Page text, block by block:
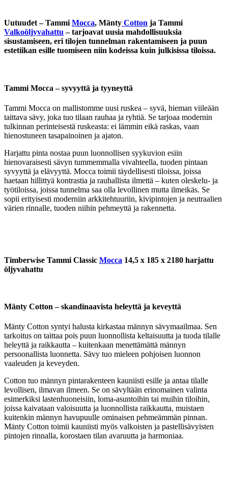
Uutuudet – Tammi Mocca, Mänty Cotton ja Tammi
Valkoöljyvahattu – tarjoavat uusia mahdollisuuksia
sisustamiseen, eri tilojen tunnelman rakentamiseen ja puun
estetiikan esille tuomiseen niin kodeissa kuin julkisissa tiloissa.
Tammi Mocca – syvyyttä ja tyyneyttä
Tammi Mocca on mallistomme uusi ruskea – syvä, hieman viileään
taittava sävy, joka tuo tilaan rauhaa ja ryhtiä. Se tarjoaa modernin
tulkinnan perinteisestä ruskeasta: ei lämmin eikä raskas, vaan
hienostuneen tasapainoinen ja ajaton.
Harjattu pinta nostaa puun luonnollisen syykuvion esiin
hienovaraisesti sävyn tummemmalla vivahteella, tuoden pintaan
syvyyttä ja elävyyttä. Mocca toimii täydellisesti tiloissa, joissa
haetaan hillittyä kontrastia ja rauhallista ilmettä – kuten oleskelu- ja
työtiloissa, joissa tunnelma saa olla levollinen mutta ilmeikäs. Se
sopii erityisesti moderniin arkkitehtuuriin, kivipintojen ja neutraalien
värien rinnalle, tuoden niihin pehmeyttä ja rakennetta.
Timberwise Tammi Classic Mocca 14,5 x 185 x 2180 harjattu
öljyvahattu
Mänty Cotton – skandinaavista heleyttä ja keveyttä
Mänty Cotton syntyi halusta kirkastaa männyn sävymaailmaa. Sen
tarkoitus on taittaa pois puun luonnollista keltaisuutta ja tuoda tilalle
heleyttä ja raikkautta – kuitenkaan menettämättä männyn
persoonallista luonnetta. Sävy tuo mieleen pohjoisen luonnon
vaaleuden ja keveyden.
Cotton tuo männyn pintarakenteen kauniisti esille ja antaa tilalle
levollisen, ilmavan ilmeen. Se on sävyltään erinomainen valinta
esimerkiksi lastenhuoneisiin, loma-asuntoihin tai muihin tiloihin,
joissa kaivataan valoisuutta ja luonnollista raikkautta, muistaen
kuitenkin männyn havupuulle ominaisen pehmeämmän pinnan.
Mänty Cotton toimii kauniisti myös valkoisten ja pastellisävyisten
pintojen rinnalla, korostaen tilan avaruutta ja harmoniaa.